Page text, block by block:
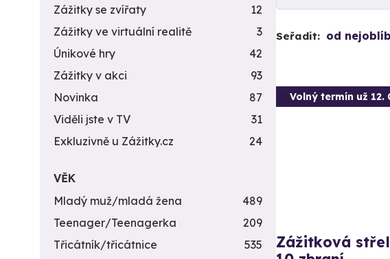
Seřadit: od
Volný termín už 12.
Zážitková
Zážitky se zvířaty
12
Zážitky ve virtuální realitě
3
Únikové hry
42
Zážitky v akci
93
Novinka
87
Viděli jste v TV
31
Exkluzivně u Zážitky.cz
24
VĚK
Mladý muž/mladá žena
489
Teenager/Teenagerka
209
Třicátník/třicátnice
535